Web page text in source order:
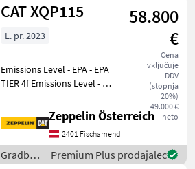
CAT XQP115
58.800
€
Cena
vključuje
DDV
(stopnja
20%)
49.000 €
neto
L. pr. 2023
Emissions Level - EPA - EPA
TIER 4f Emissions Level - EU
CAT_Const_NR_EPA/CARB_EU_China
Export Engine Type - Diesel
Gradbeni stroji
Zeppelin Österreich
2401 Fischamend
Gradbeni
Premium Plus prodajalec